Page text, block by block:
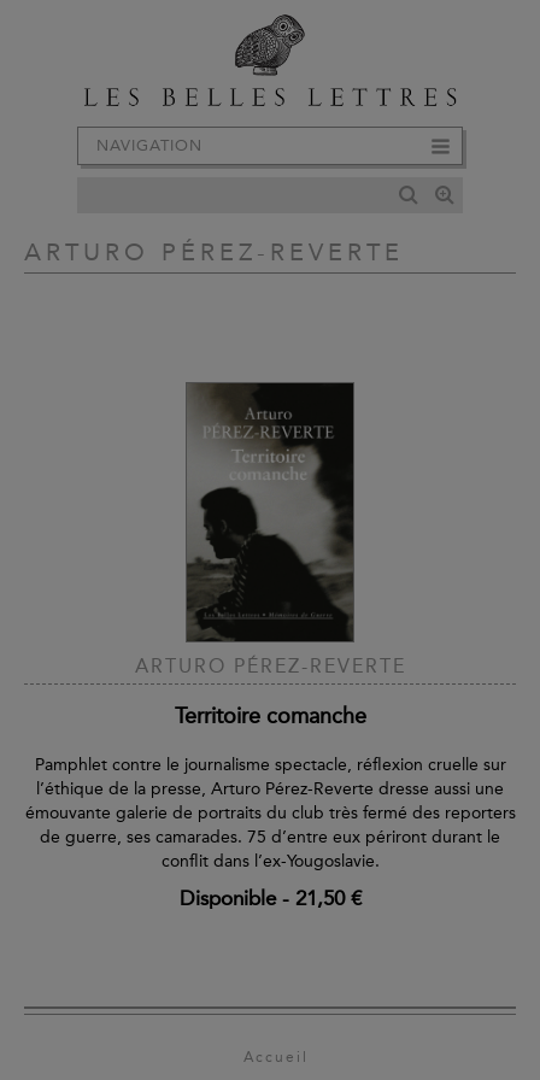
NAVIGATION
ARTURO PÉREZ-REVERTE
ARTURO PÉREZ-REVERTE
Territoire comanche
Pamphlet contre le journalisme spectacle, réflexion cruelle sur
l’éthique de la presse, Arturo Pérez-Reverte dresse aussi une
émouvante galerie de portraits du club très fermé des reporters
de guerre, ses camarades. 75 d’entre eux périront durant le
conflit dans l’ex-Yougoslavie.
Disponible- 21,50 €
Accueil